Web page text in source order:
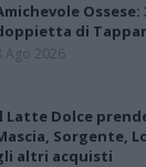
Ossese:
di
Ago 2026
Latte Dolce
Sorgente,
altri acquisti